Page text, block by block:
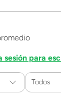
sesión para
Todos